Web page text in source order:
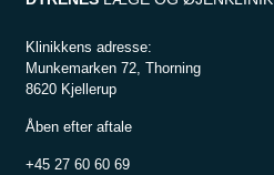
Klinikkens adresse:
Munkemarken 72, Thorning
8620 Kjellerup
Åben efter aftale
+45 27 60 60 69